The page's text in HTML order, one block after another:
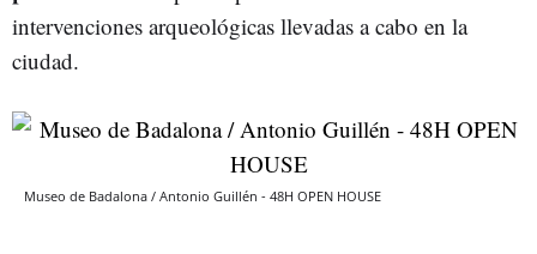
intervenciones arqueológicas llevadas a cabo en la
ciudad.
Museo de Badalona / Antonio Guillén - 48H OPEN HOUSE